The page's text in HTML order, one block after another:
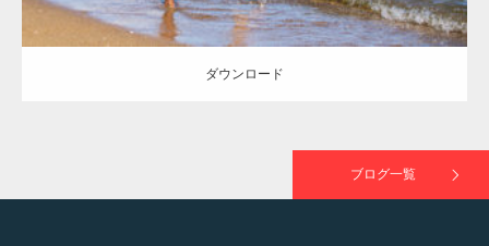
ダウンロード
ブログ一覧
た（6/8放送）